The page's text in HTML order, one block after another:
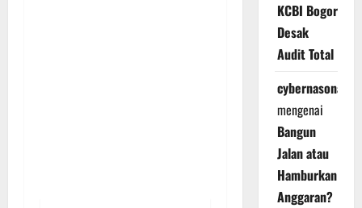
KCBI Bogor
Desak
Audit Total
cybernasonal
mengenai
Bangun
Jalan atau
Hamburkan
Anggaran?